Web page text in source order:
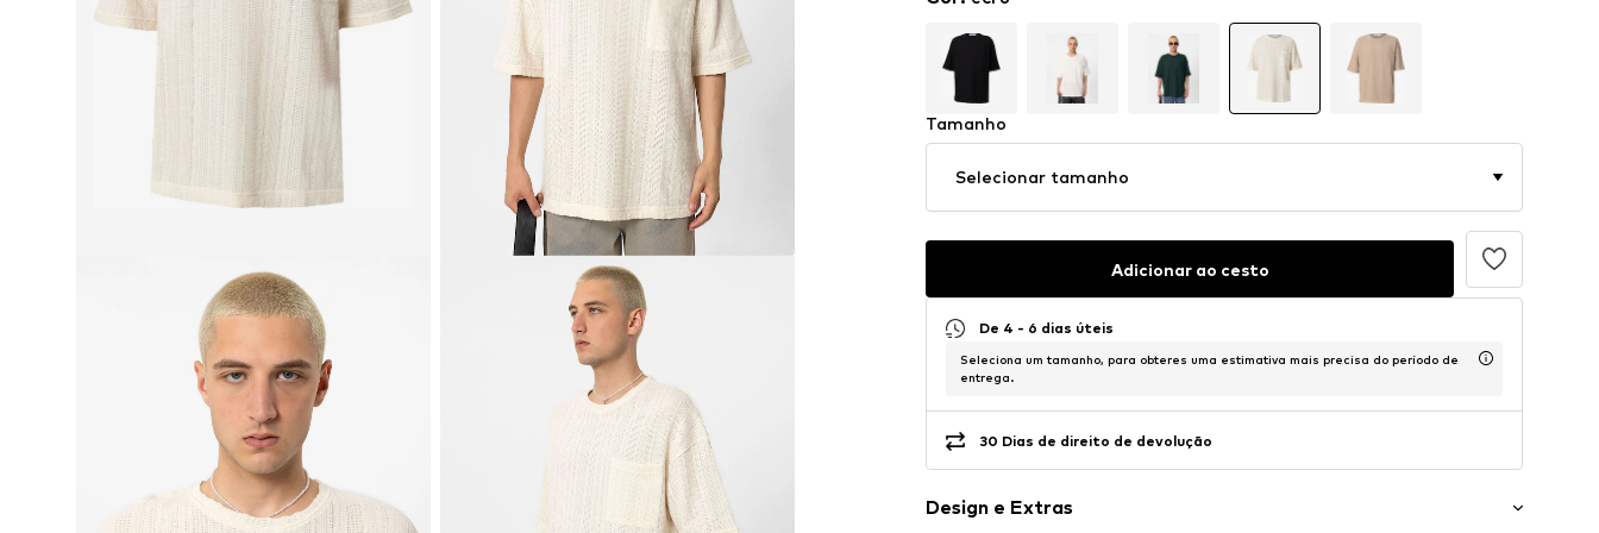
Tamanho
Selecionar tamanho
Adicionar ao cesto
De 4 - 6 dias úteis
Seleciona um tamanho, para obteres uma estimativa mais precisa do período de
entrega.
30 Dias de direito de devolução
Design e Extras